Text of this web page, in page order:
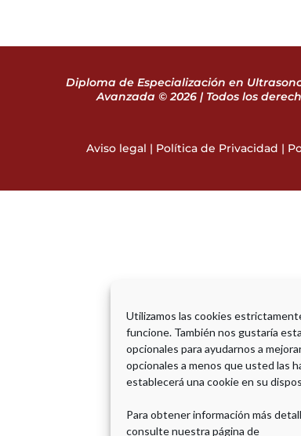
Utilizamos las cookies
funcione. También nos gustaría
opcionales para ayudarnos a
opcionales a menos que usted las
establecerá una cookie en su
Para obtener información más
consulte nuestra página de
Diploma de Especialización en
Avanzada © 2026 | Todos los
Aviso legal | Política de Privacidad |